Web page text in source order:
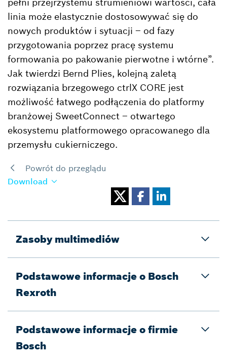
linia może elastycznie dostosowywać się do
nowych produktów i sytuacji – od fazy
przygotowania poprzez pracę systemu
formowania po pakowanie pierwotne i wtórne”.
Jak twierdzi Bernd Plies, kolejną zaletą
rozwiązania brzegowego ctrlX CORE jest
możliwość łatwego podłączenia do platformy
branżowej SweetConnect – otwartego
ekosystemu platformowego opracowanego dla
przemysłu cukierniczego.
Powrót do przeglądu
Download
Zasoby multimediów
Podstawowe informacje o Bosch
Rexroth
Podstawowe informacje o firmie
Bosch